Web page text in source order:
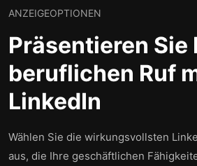
ANZEIGEOPTIONEN
Präsentieren Sie
beruflichen Ruf
LinkedIn
Wählen Sie die wirkungsvollsten
aus, die Ihre geschäftlichen